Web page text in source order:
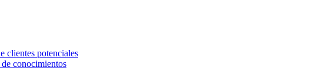
clientes potenciales
conocimientos